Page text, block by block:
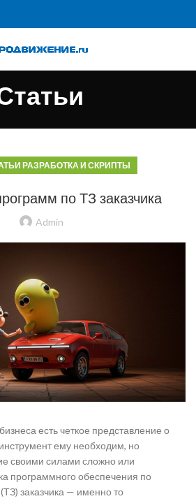
РАЗРАБОТКА И СКРИПТЫ
по ТЗ заказчика
Admin
есть четкое представление о
ему необходим, но
своими силами сложно или
программного обеспечения по
заказчика — именно то